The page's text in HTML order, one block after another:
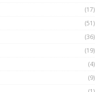
(17)
(51)
(36)
(19)
(4)
(9)